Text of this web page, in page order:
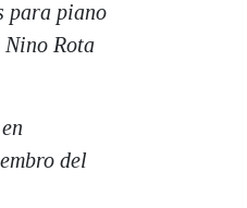
para piano
Nino Rota
del